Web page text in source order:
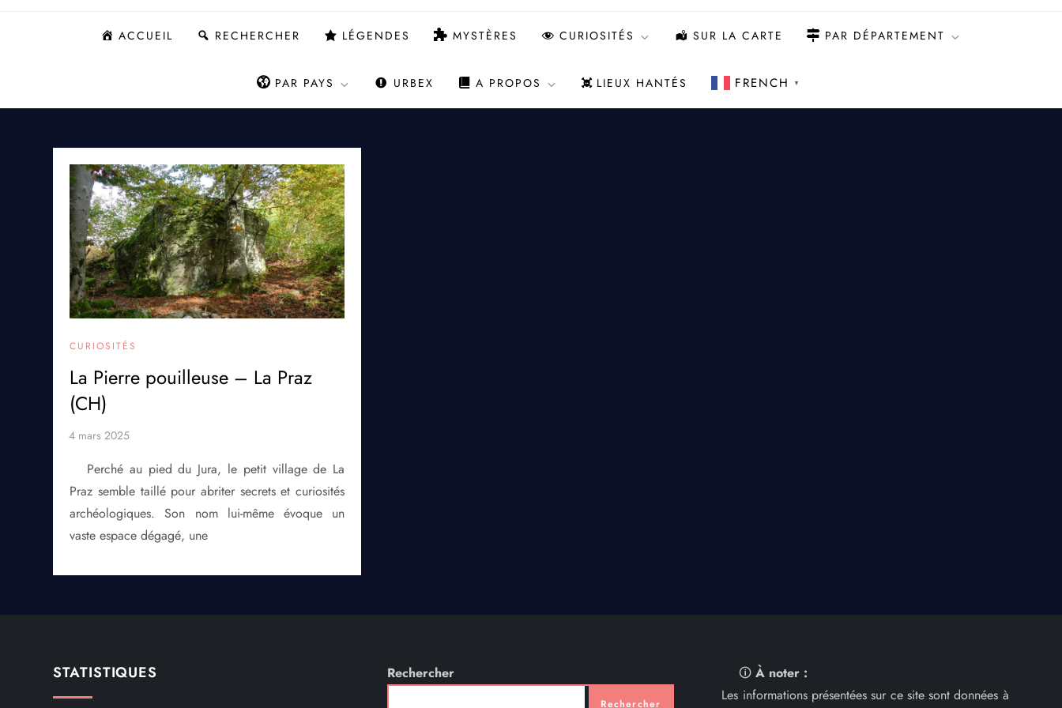
ACCUEIL RECHERCHER LÉGENDES MYSTÈRES CURIOSITÉS SUR LA CARTE PAR DÉPARTEMENT
PAR PAYS URBEX A PROPOS LIEUX HANTÉS FRENCH ▼
CURIOSITÉS
La Pierre pouilleuse – La Praz
(CH)
Perché au pied du Jura, le petit village de La
Praz semble taillé pour abriter secrets et curiosités
archéologiques. Son nom lui-même évoque un
vaste espace dégagé, une
STATISTIQUES Rechercher
Rechercher
🛈À noter :
Les informations présentées sur ce site sont données à